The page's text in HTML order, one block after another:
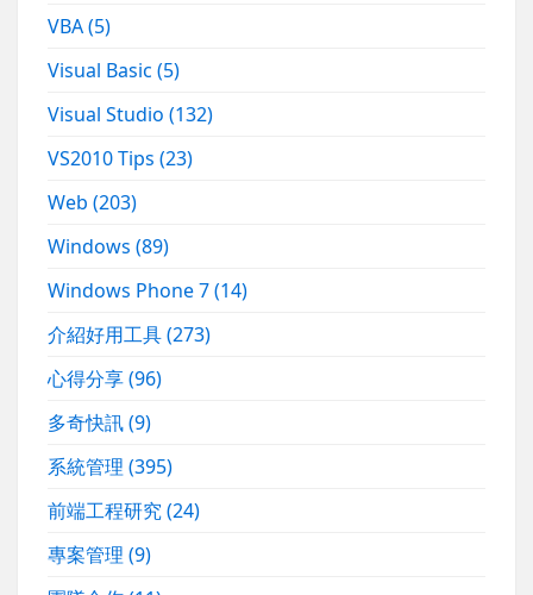
VBA(5)
Visual Basic(5)
Visual Studio(132)
VS2010 Tips(23)
Web(203)
Windows(89)
Windows Phone 7(14)
介紹好用工具(273)
心得分享(96)
多奇快訊(9)
系統管理(395)
前端工程研究(24)
專案管理(9)